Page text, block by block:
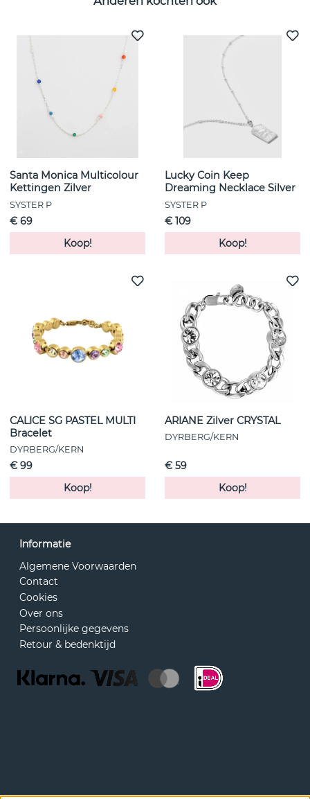
Santa Monica Multicolour
Kettingen Zilver
SYSTER P
€ 69
Koop!
Lucky Coin Keep
Dreaming Necklace Silver
SYSTER P
€ 109
Koop!
CALICE SG PASTEL MULTI
Bracelet
DYRBERG/KERN
€ 99
Koop!
ARIANE Zilver CRYSTAL
DYRBERG/KERN
€ 59
Koop!
Informatie
Algemene Voorwaarden
Contact
Cookies
Over ons
Persoonlijke gegevens
Retour & bedenktijd